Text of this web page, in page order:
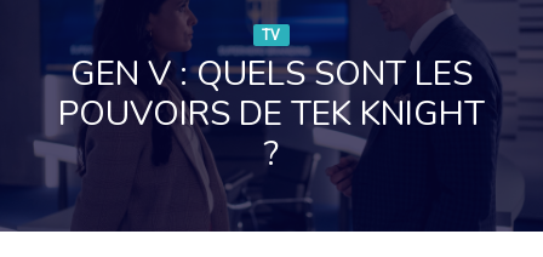
TV
GEN V : QUELS SONT LES
POUVOIRS DE TEK KNIGHT
?